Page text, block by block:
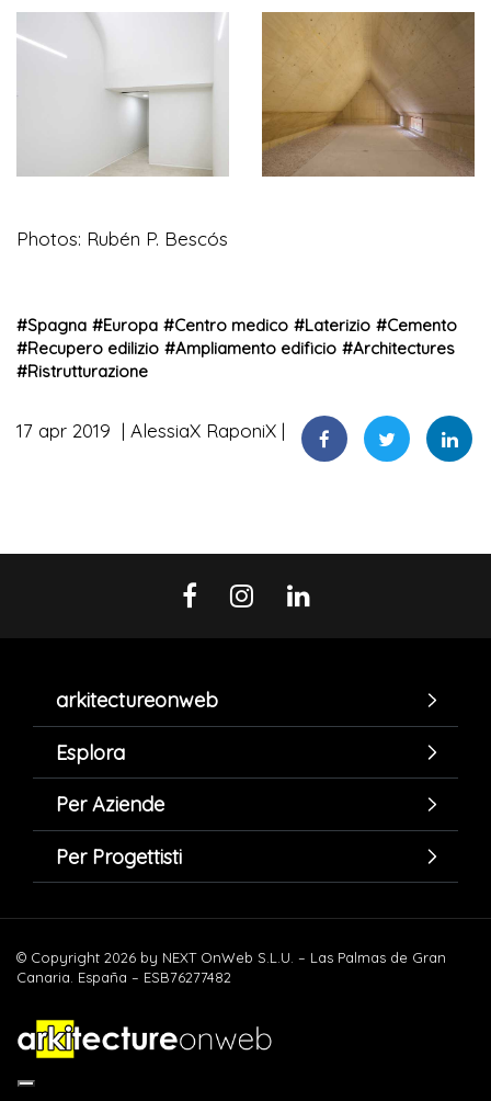
Photos: Rubén P. Bescós
#Spagna #Europa #Centro medico #Laterizio #Cemento
#Recupero edilizio #Ampliamento edificio #Architectures
#Ristrutturazione
17 apr 2019 AlessiaX RaponiX
arkitectureonweb
Esplora
Per Aziende
Per Progettisti
© Copyright 2026 by NEXT OnWeb S.L.U. – Las Palmas de Gran
Canaria. España – ESB76277482